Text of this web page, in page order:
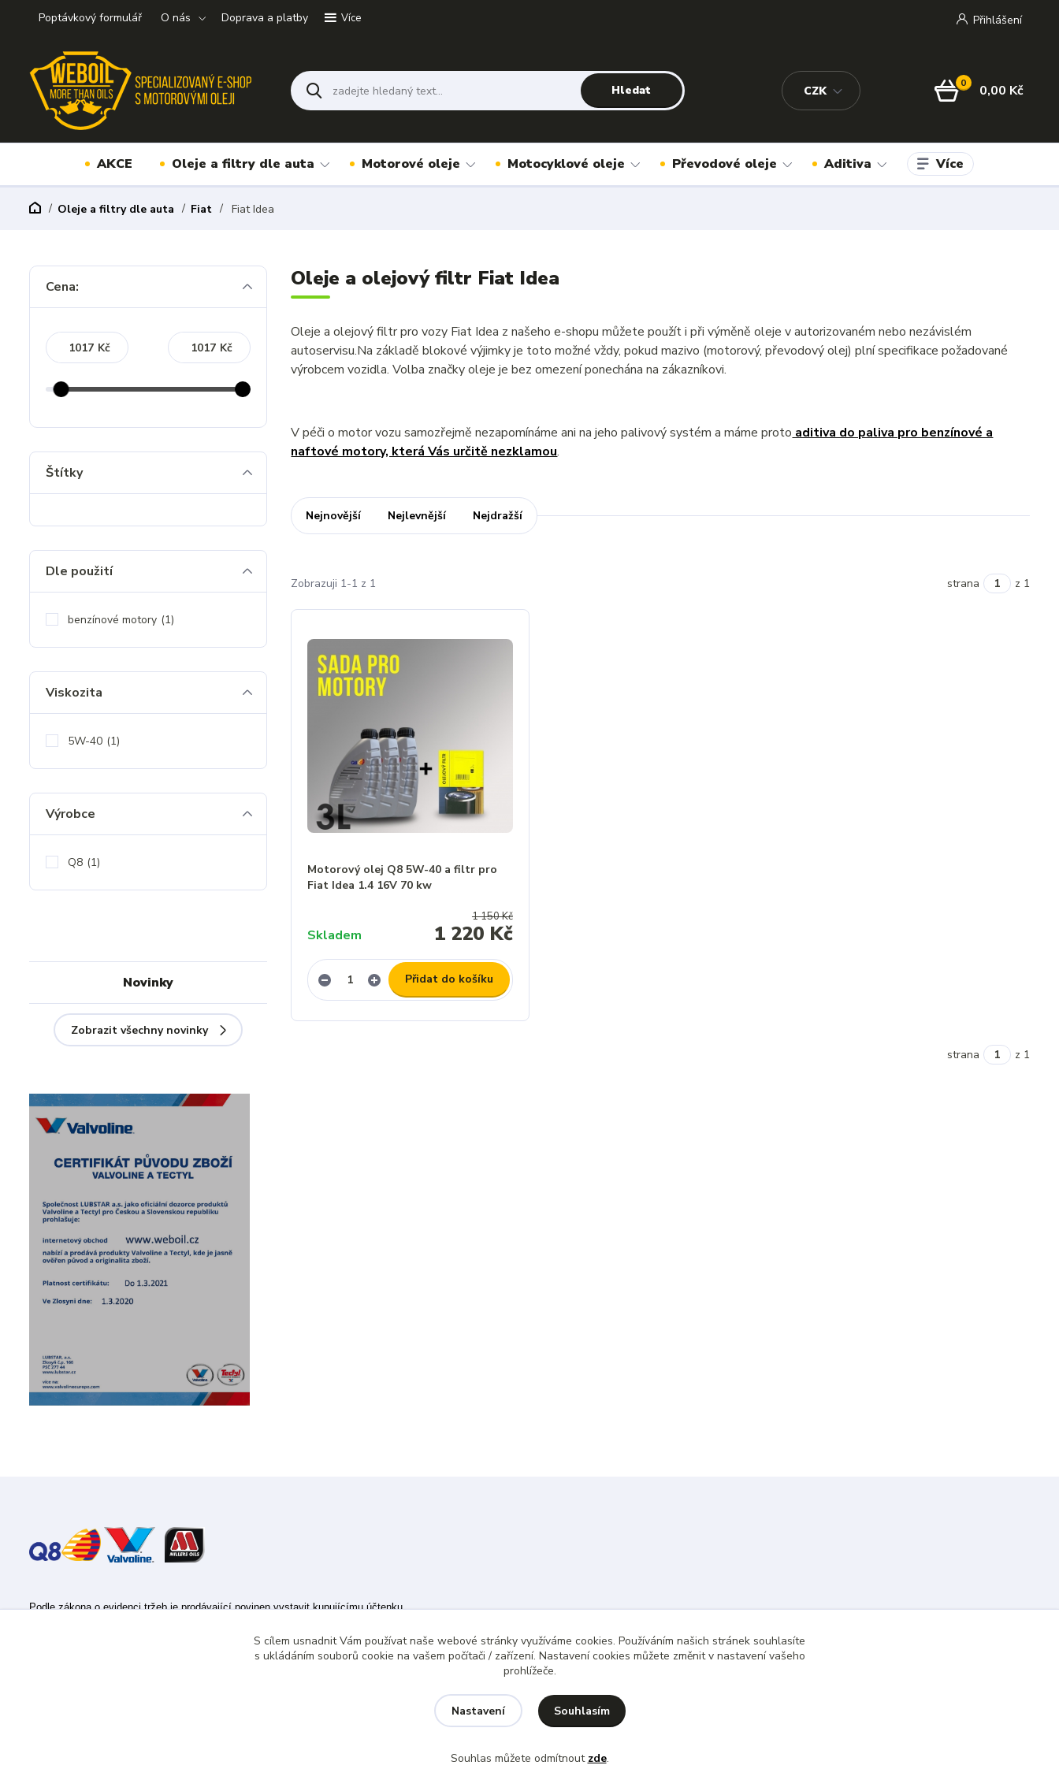
Poptávkový formulář O nás Doprava a platby Více
CZK
Přihlášení
Hledat 0 0,00 Kč
AKCE Oleje a filtry dle auta Motorové oleje Motocyklové oleje Převodové oleje Aditiva Více
Oleje a filtry dle auta Fiat Fiat Idea
Oleje a olejový filtr Fiat Idea
Oleje a olejový filtr pro vozy Fiat Idea z našeho e-shopu můžete použít i při výměně oleje v autorizovaném nebo nezávislém
autoservisu.Na základě blokové výjimky je toto možné vždy, pokud mazivo (motorový, převodový olej) plní specifikace požadované
výrobcem vozidla. Volba značky oleje je bez omezení ponechána na zákazníkovi.
V péči o motor vozu samozřejmě nezapomínáme ani na jeho palivový systém a máme proto aditiva do paliva pro benzínové a
naftové motory, která Vás určitě nezklamou.
Nejnovější Nejlevnější Nejdražší
Zobrazuji 1-1 z 1 strana z 1
Motorový olej Q8 5W-40 a filtr pro
Fiat Idea 1.4 16V 70 kw
1 150 Kč
1 220 Kč
Skladem
Přidat do košíku
strana z 1
Cena:
Kč Kč
Štítky
Dle použití
benzínové motory (1)
Viskozita
5W-40 (1)
Výrobce
Q8 (1)
Novinky
Zobrazit všechny novinky
Podle zákona o evidenci tržeb je prodávající povinen vystavit kupujícímu účtenku.
Zároveň je povinen zaevidovat přijatou tržbu u správce daně online; v případě technického výpadku pak nejpozději do 48 hodin.
S cílem usnadnit Vám používat naše webové stránky využíváme cookies. Používáním našich stránek souhlasíte
s ukládáním souborů cookie na vašem počítači / zařízení. Nastavení cookies můžete změnit v nastavení vašeho
prohlížeče.
Nastavení Souhlasím
Souhlas můžete odmítnout zde.